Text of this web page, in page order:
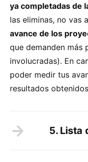
ya completadas de
las eliminas, no vas
avance de los
que demanden más
involucradas). En
poder medir tus
resultados
5. Lista